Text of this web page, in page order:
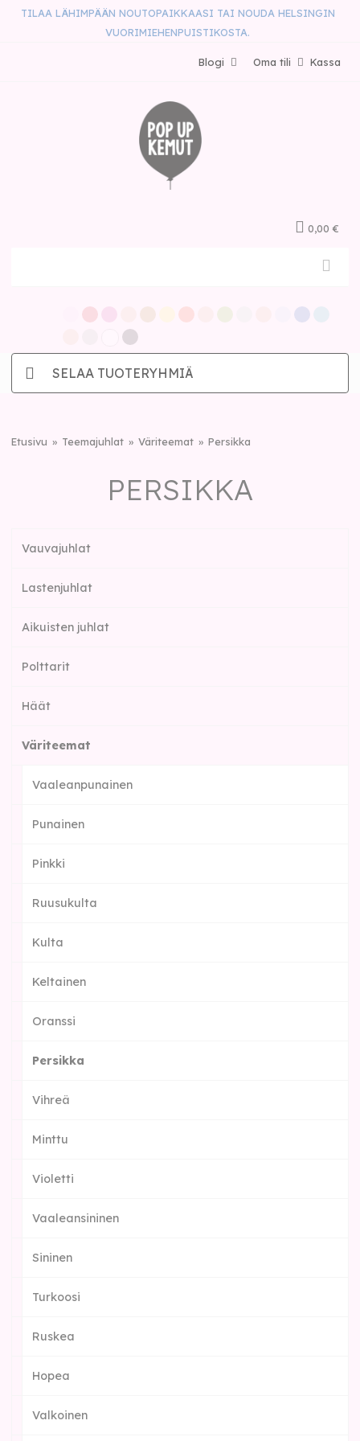
TILAA LÄHIMPÄÄN NOUTOPAIKKAASI TAI NOUDA HELSINGIN
VUORIMIEHENPUISTIKOSTA.
Kassa
Oma tili
Blogi
0,00 €
SELAA TUOTERYHMIÄ
Etusivu Teemajuhlat Väriteemat Persikka
PERSIKKA
Vauvajuhlat
Lastenjuhlat
Aikuisten juhlat
Polttarit
Häät
Väriteemat
Vaaleanpunainen
Punainen
Pinkki
Ruusukulta
Kulta
Keltainen
Oranssi
Persikka
Vihreä
Minttu
Violetti
Vaaleansininen
Sininen
Turkoosi
Ruskea
Hopea
Valkoinen